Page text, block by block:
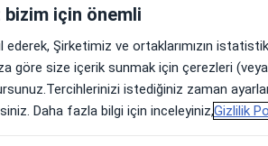
Harita
Online randevu
Profili
bizim için önemli
ederek, Şirketimiz ve ortaklarımızın
göre size içerik sunmak için çerezleri
istediğiniz zaman
Daha fazla bilgi için inceleyiniz,Gizlilik